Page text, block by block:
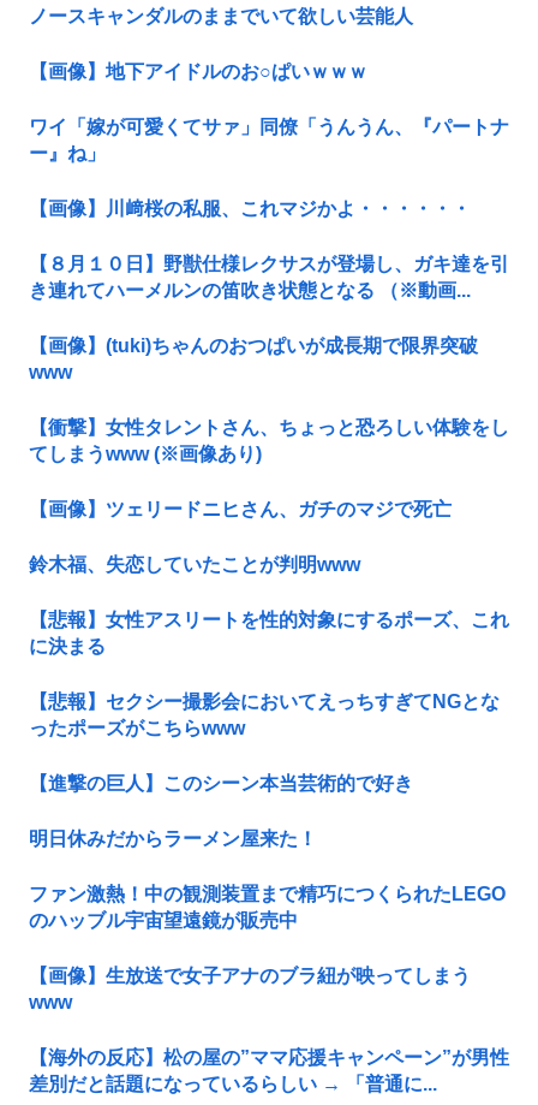
ノースキャンダルのままでいて欲しい芸能人
【画像】地下アイドルのお○ぱいｗｗｗ
ワイ「嫁が可愛くてサァ」同僚「うんうん、『パートナ
ー』ね」
【画像】川﨑桜の私服、これマジかよ・・・・・・
【８月１０日】野獣仕様レクサスが登場し、ガキ達を引
き連れてハーメルンの笛吹き状態となる （※動画...
【画像】(tuki)ちゃんのおつぱいが成長期で限界突破
www
【衝撃】女性タレントさん、ちょっと恐ろしい体験をし
てしまうwww (※画像あり)
【画像】ツェリードニヒさん、ガチのマジで死亡
鈴木福、失恋していたことが判明www
【悲報】女性アスリートを性的対象にするポーズ、これ
に決まる
【悲報】セクシー撮影会においてえっちすぎてNGとな
ったポーズがこちらwww
【進撃の巨人】このシーン本当芸術的で好き
明日休みだからラーメン屋来た！
ファン激熱！中の観測装置まで精巧につくられたLEGO
のハッブル宇宙望遠鏡が販売中
【画像】生放送で女子アナのブラ紐が映ってしまう
www
【海外の反応】松の屋の”ママ応援キャンペーン”が男性
差別だと話題になっているらしい → 「普通に...